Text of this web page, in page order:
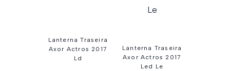
Lanterna Traseira
Axor Actros 2017
Ld
Lanterna Traseira
Axor Actros 2017
Led Le